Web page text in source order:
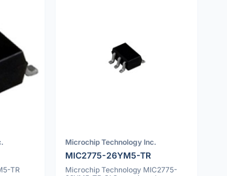
TR
Microchip Technology Inc.
MIC2775-26YM5-TR
Microchip Technology MIC2775-